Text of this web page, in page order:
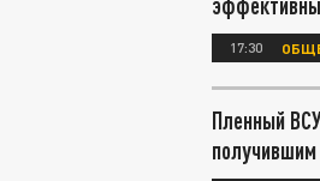
17:30
Пленный